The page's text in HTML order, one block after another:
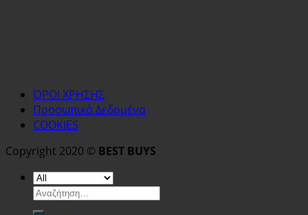
ΌΡΟΙ ΧΡΗΣΗΣ
Προσωπικά Δεδομένα
COOKIES
Copyright 2020 © BEST BUYS
Αναζήτηση
για: